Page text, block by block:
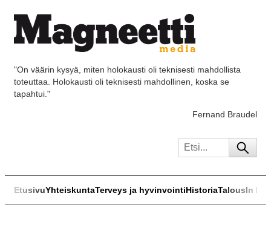
"On väärin kysyä, miten holokausti oli teknisesti mahdollista
toteuttaa. Holokausti oli teknisesti mahdollinen, koska se
tapahtui."
Fernand Braudel
EtusivuYhteiskuntaTerveys ja hyvinvointiHistoriaTalousIn